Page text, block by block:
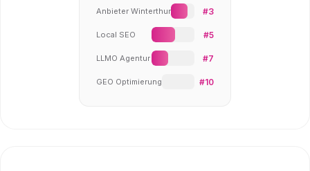
Anbieter Winterthur #3
Local SEO #5
LLMO Agentur #7
GEO Optimierung #10